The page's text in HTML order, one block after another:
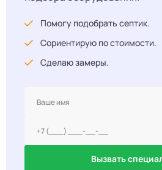
Помогу подобрать септик.
Сориентирую по стоимости.
Сделаю замеры.
Вызвать